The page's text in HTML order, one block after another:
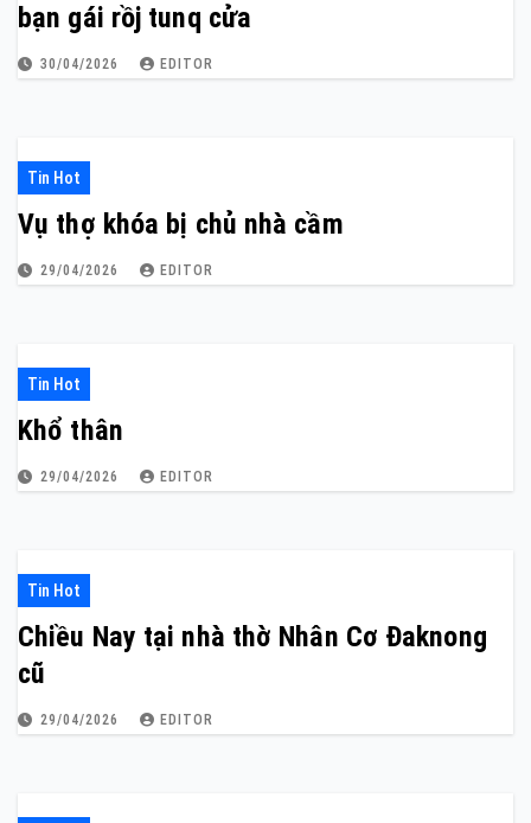
bạn gái rồj tunq cửa
30/04/2026 EDITOR
Tin Hot
Vụ thợ khóa bị chủ nhà cầm
29/04/2026 EDITOR
Tin Hot
Khổ thân
29/04/2026 EDITOR
Tin Hot
Chiều Nay tại nhà thờ Nhân Cơ Đaknong
cũ
29/04/2026 EDITOR